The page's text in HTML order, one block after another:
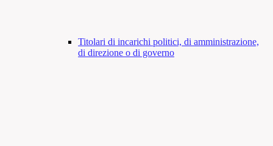
Titolari di incarichi politici, di amministrazione,
di direzione o di governo